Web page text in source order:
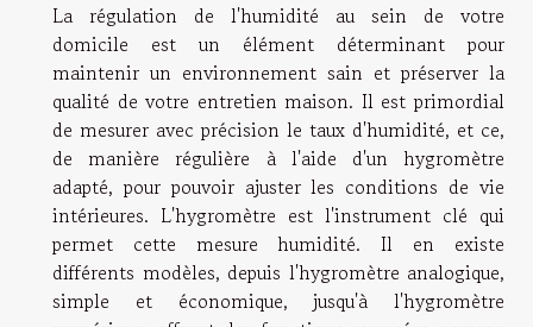
La régulation de l'humidité au sein de votre
domicile est un élément déterminant pour
maintenir un environnement sain et préserver la
qualité de votre entretien maison. Il est primordial
de mesurer avec précision le taux d'humidité, et ce,
de manière régulière à l'aide d'un hygromètre
adapté, pour pouvoir ajuster les conditions de vie
intérieures. L'hygromètre est l'instrument clé qui
permet cette mesure humidité. Il en existe
différents modèles, depuis l'hygromètre analogique,
simple et économique, jusqu'à l'hygromètre